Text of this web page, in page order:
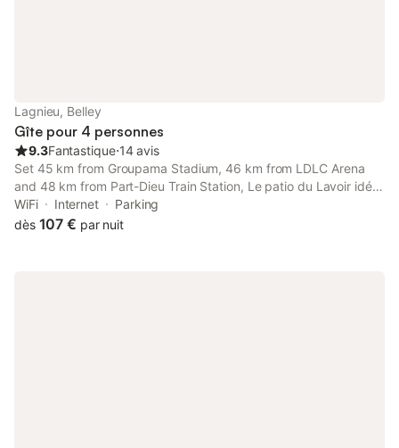
Lagnieu, Belley
Gîte pour 4 personnes
9.3Fantastique⋅14 avis
Set 45 km from Groupama Stadium, 46 km from LDLC Arena
and 48 km from Part-Dieu Train Station, Le patio du Lavoir idéal
ViaRhôna offers accommodation located in Lagnieu. This
apartment is 50 km from Museum of Fine Arts of Lyon.
WiFi Internet
Parking
dès 107 € par nuit